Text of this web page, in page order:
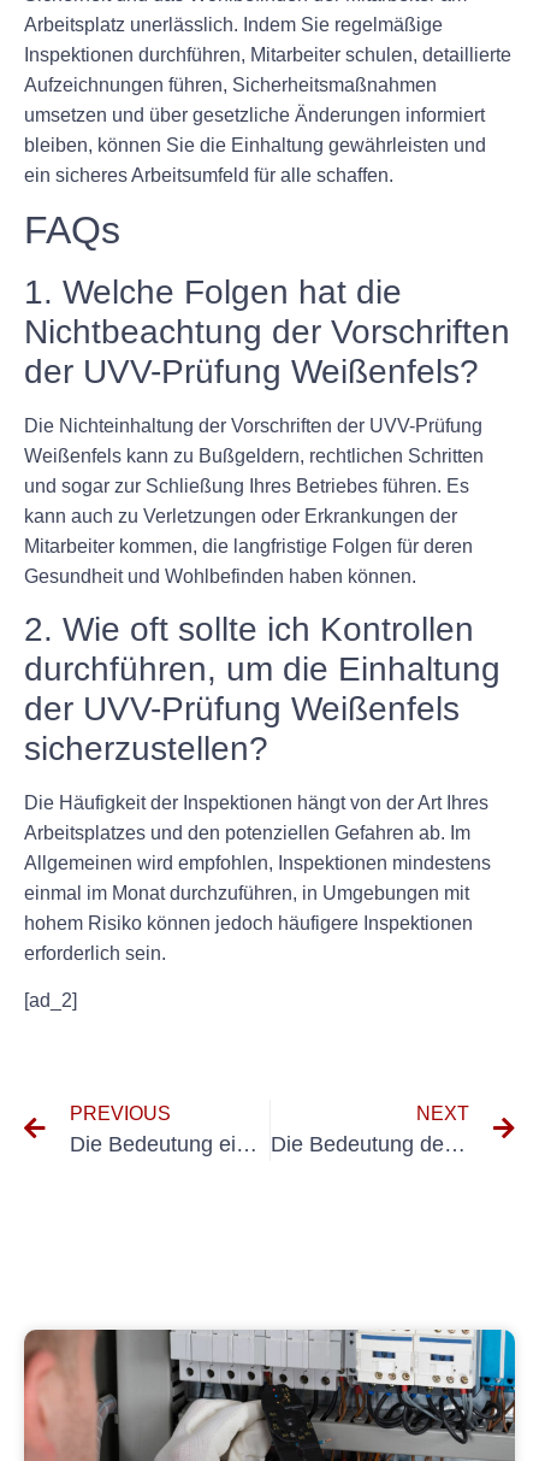
Arbeitsplatz unerlässlich. Indem Sie regelmäßige
Inspektionen durchführen, Mitarbeiter schulen, detaillierte
Aufzeichnungen führen, Sicherheitsmaßnahmen
umsetzen und über gesetzliche Änderungen informiert
bleiben, können Sie die Einhaltung gewährleisten und
ein sicheres Arbeitsumfeld für alle schaffen.
FAQs
1. Welche Folgen hat die
Nichtbeachtung der Vorschriften
der UVV-Prüfung Weißenfels?
Die Nichteinhaltung der Vorschriften der UVV-Prüfung
Weißenfels kann zu Bußgeldern, rechtlichen Schritten
und sogar zur Schließung Ihres Betriebes führen. Es
kann auch zu Verletzungen oder Erkrankungen der
Mitarbeiter kommen, die langfristige Folgen für deren
Gesundheit und Wohlbefinden haben können.
2. Wie oft sollte ich Kontrollen
durchführen, um die Einhaltung
der UVV-Prüfung Weißenfels
sicherzustellen?
Die Häufigkeit der Inspektionen hängt von der Art Ihres
Arbeitsplatzes und den potenziellen Gefahren ab. Im
Allgemeinen wird empfohlen, Inspektionen mindestens
einmal im Monat durchzuführen, in Umgebungen mit
hohem Risiko können jedoch häufigere Inspektionen
erforderlich sein.
[ad_2]
PREVIOUS
Die Bedeutung einer regelmäßigen Schulung und Erneuerung der Gabelstapler-Prüfung
NEXT
Die Bedeutung der UVV-Prüfung für Reisebüros verstehen